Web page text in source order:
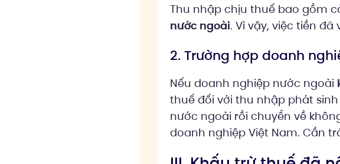
Thu nhập chịu thuế bao gồm
nước ngoài. Vì vậy, việc tiền
2. Trường hợp doanh
Nếu doanh nghiệp nước ngoài
thuế đối với thu nhập phát
nước ngoài rồi chuyển về
doanh nghiệp Việt Nam. Cần